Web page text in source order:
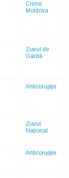
Crime
Moldova
Ziarul de
Gardă
Anticorupţie
Ziarul
Naţional
Anticorupţie